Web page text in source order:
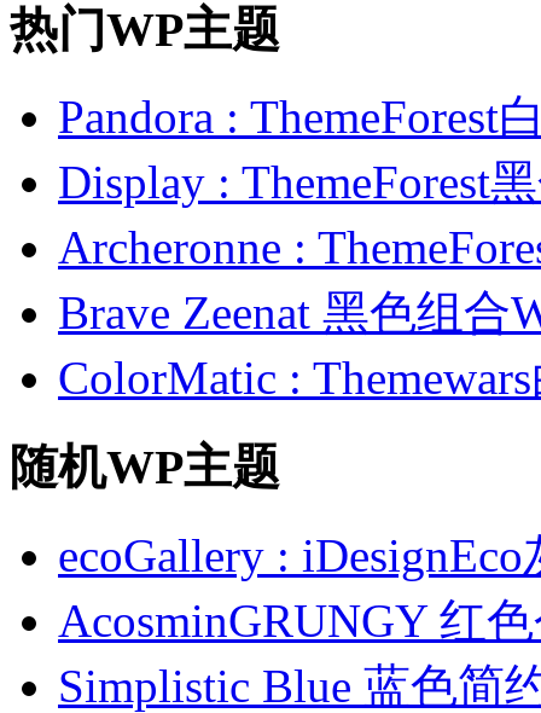
热门WP主题
Pandora : ThemeForest
Display : ThemeForest
Archeronne :
Brave Zeenat 黑色组合
ColorMatic :
随机WP主题
ecoGallery :
AcosminGRUNGY 红
Simplistic Blue 蓝色简